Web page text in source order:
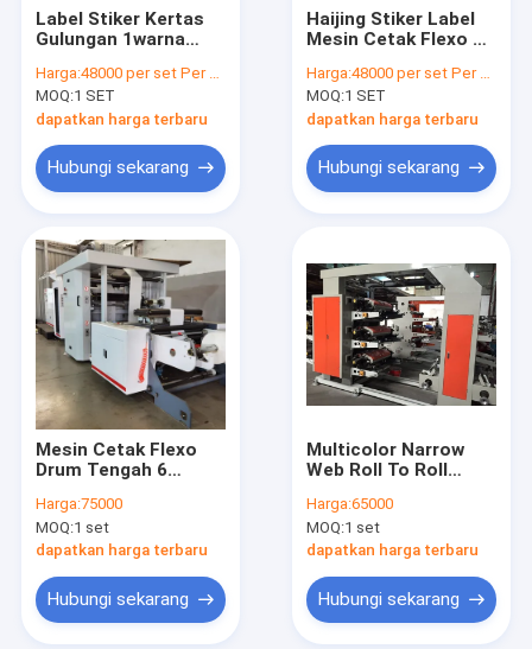
Label Stiker Kertas
Gulungan 1warna
Menggunakan
Pengering IR Dan
Pelarut Tinta
Harga:48000 per set Per month
MOQ:1 SET
dapatkan harga terbaru
Hubungi sekarang
Haijing Stiker Label
Mesin Cetak Flexo 1
50HZ
Harga:48000 per set Per month
MOQ:1 SET
dapatkan harga terbaru
Hubungi sekarang
Mesin Cetak Flexo
Drum Tengah 6
Woven
Harga:75000
MOQ:1 set
dapatkan harga terbaru
Hubungi sekarang
Multicolor Narrow
Web Roll To Roll
Untuk Kertas Film
Harga:65000
MOQ:1 set
dapatkan harga terbaru
Hubungi sekarang